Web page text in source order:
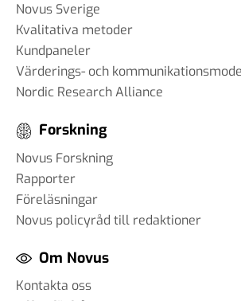
Novus Sverige
Kvalitativa metoder
Kundpaneler
Värderings- och
Nordic Research Alliance
Forskning
Novus Forskning
Rapporter
Föreläsningar
Novus policyråd till redaktioner
Om Novus
Kontakta oss